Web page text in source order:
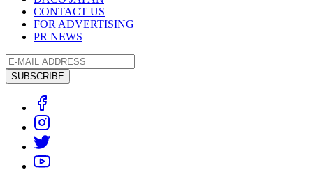
CONTACT US
FOR ADVERTISING
PR NEWS